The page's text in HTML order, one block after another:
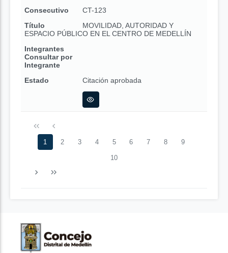
Consecutivo
CT-123
Título
MOVILIDAD, AUTORIDAD Y
ESPACIO PÚBLICO EN EL CENTRO DE MEDELLÍN
Integrantes
Consultar por
Integrante
Estado
Citación aprobada
1 2 3 4 5 6 7 8 9
10